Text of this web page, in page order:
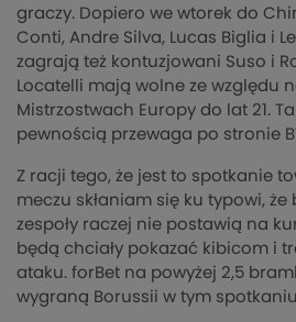
graczy. Dopiero we wtorek do
Conti, Andre Silva, Lucas Biglia i
zagrają też kontuzjowani Suso i
Locatelli mają wolne ze względu
Mistrzostwach Europy do lat 21.
pewnością przewaga po stronie
Z racji tego, że jest to spotkanie
meczu skłaniam się ku typowi,
zespoły raczej nie postawią na
będą chciały pokazać kibicom i
ataku. forBet na powyżej 2,5
wygraną Borussii w tym